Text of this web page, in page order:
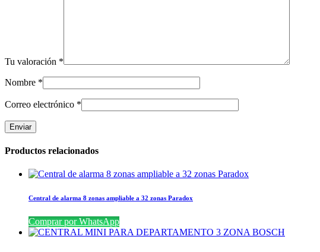
Tu valoración *
Nombre *
Correo electrónico *
Productos relacionados
Central de alarma 8 zonas ampliable a 32 zonas Paradox
Comprar por WhatsApp